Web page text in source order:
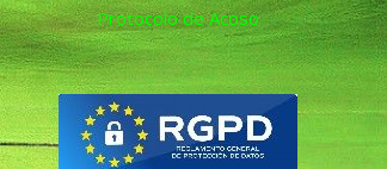
Protocolo de Acoso